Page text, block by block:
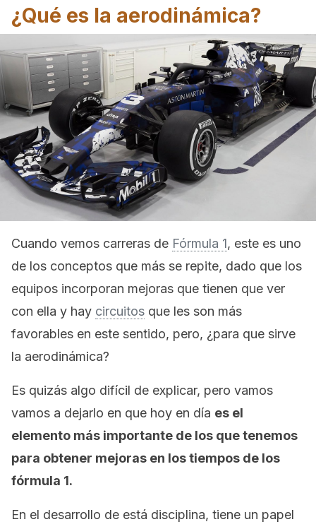
¿Qué es la aerodinámica?
Cuando vemos carreras de Fórmula 1, este es uno
de los conceptos que más se repite, dado que los
equipos incorporan mejoras que tienen que ver
con ella y hay circuitos que les son más
favorables en este sentido, pero, ¿para que sirve
la aerodinámica?
Es quizás algo difícil de explicar, pero vamos
vamos a dejarlo en que hoy en día es el
elemento más importante de los que tenemos
para obtener mejoras en los tiempos de los
fórmula 1.
En el desarrollo de está disciplina, tiene un papel